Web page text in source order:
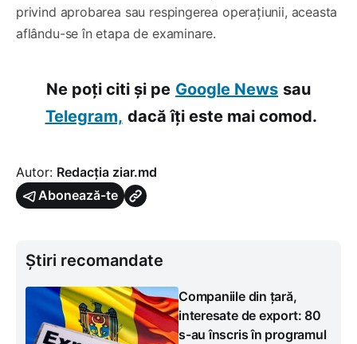
privind aprobarea sau respingerea operațiunii, aceasta
aflându-se în etapa de examinare.
Ne poți citi și pe Google News sau
Telegram, dacă îți este mai comod.
Autor: Redacția ziar.md
Abonează-te
Știri recomandate
Companiile din țară,
interesate de export: 80
s-au înscris în programul